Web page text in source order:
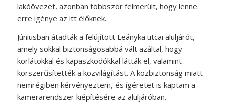
lakóövezet, azonban többször felmerült, hogy lenne
erre igénye az itt élőknek.
Júniusban átadták a felújított Leányka utcai aluljárót,
amely sokkal biztonságosabbá vált azáltal, hogy
korlátokkal és kapaszkodókkal látták el, valamint
korszerűsítették a közvilágítást. A közbiztonság miatt
nemrégiben kérvényeztem, és ígéretet is kaptam a
kamerarendszer kiépítésére az aluljáróban.